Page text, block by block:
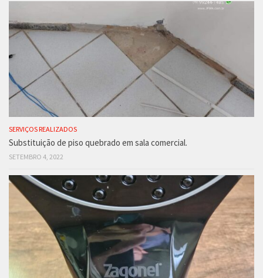
SERVIÇOS REALIZADOS
Substituição de piso quebrado em sala comercial.
SETEMBRO 4, 2022